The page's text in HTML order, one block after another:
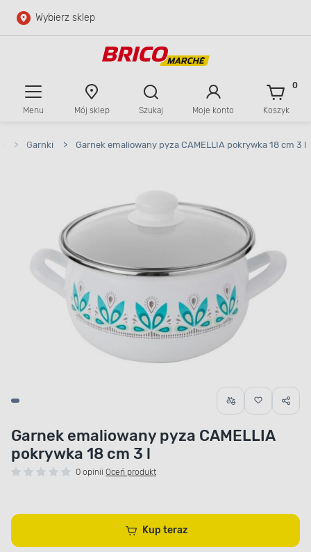
Przejdź do głównej zawartości
Wybierz sklep
Menu Mój sklep Szukaj Moje konto Koszyk
0
> Garnki > Garnek emaliowany pyza CAMELLIA pokrywka 18 cm 3 l
Garnek emaliowany pyza CAMELLIA
pokrywka 18 cm 3 l
0 opinii Oceń produkt
Kup teraz